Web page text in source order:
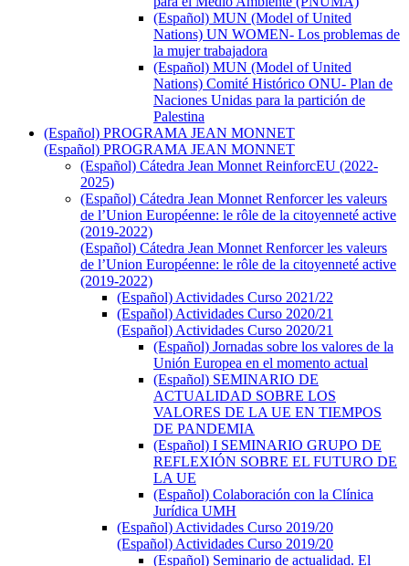
(Español) MUN (Model of United
Nations) UN WOMEN- Los problemas de
la mujer trabajadora
(Español) MUN (Model of United
Nations) Comité Histórico ONU- Plan de
Naciones Unidas para la partición de
Palestina
(Español) PROGRAMA JEAN MONNET
(Español) PROGRAMA JEAN MONNET
(Español) Cátedra Jean Monnet ReinforcEU (2022-
2025)
(Español) Cátedra Jean Monnet Renforcer les valeurs
de l’Union Européenne: le rôle de la citoyenneté active
(2019-2022)
(Español) Cátedra Jean Monnet Renforcer les valeurs
de l’Union Européenne: le rôle de la citoyenneté active
(2019-2022)
(Español) Actividades Curso 2021/22
(Español) Actividades Curso 2020/21
(Español) Actividades Curso 2020/21
(Español) Jornadas sobre los valores de la
Unión Europea en el momento actual
(Español) SEMINARIO DE
ACTUALIDAD SOBRE LOS
VALORES DE LA UE EN TIEMPOS
DE PANDEMIA
(Español) I SEMINARIO GRUPO DE
REFLEXIÓN SOBRE EL FUTURO DE
LA UE
(Español) Colaboración con la Clínica
Jurídica UMH
(Español) Actividades Curso 2019/20
(Español) Actividades Curso 2019/20
(Español) Seminario de actualidad. El